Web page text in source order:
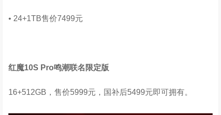
• 24+1TB售价7499元
红魔10S Pro鸣潮联名限定版
16+512GB，售价5999元，国补后5499元即可拥有。